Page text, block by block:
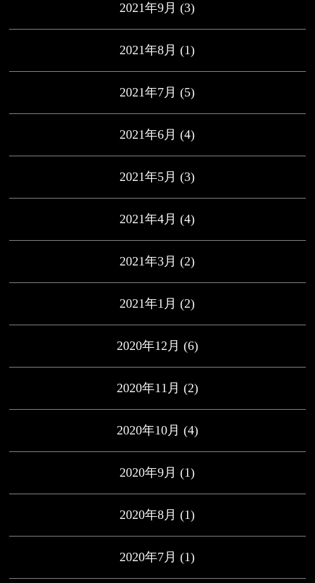
2021年9月 (3)
2021年8月 (1)
2021年7月 (5)
2021年6月 (4)
2021年5月 (3)
2021年4月 (4)
2021年3月 (2)
2021年1月 (2)
2020年12月 (6)
2020年11月 (2)
2020年10月 (4)
2020年9月 (1)
2020年8月 (1)
2020年7月 (1)